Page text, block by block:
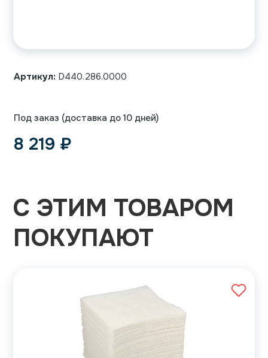
Артикул: D440.286.0000
Под заказ (доставка до 10 дней)
8 219 ₽
С ЭТИМ ТОВАРОМ
ПОКУПАЮТ